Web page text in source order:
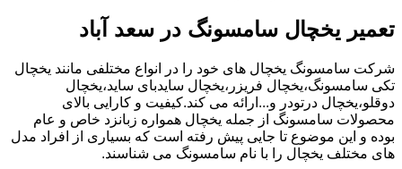
تعمیر یخچال سامسونگ در سعد آباد
شرکت سامسونگ یخچال های خود را در انواع مختلفی مانند یخچال
تکی سامسونگ،یخچال فریزر،یخچال سایدبای ساید،یخچال
دوقلو،یخچال درتودر و...ارائه می کند.کیفیت و کارایی بالای
محصولات سامسونگ از جمله یخچال همواره زبانزد خاص و عام
بوده و این موضوع تا جایی پیش رفته است که بسیاری از افراد مدل
های مختلف یخچال را با نام سامسونگ می شناسند.